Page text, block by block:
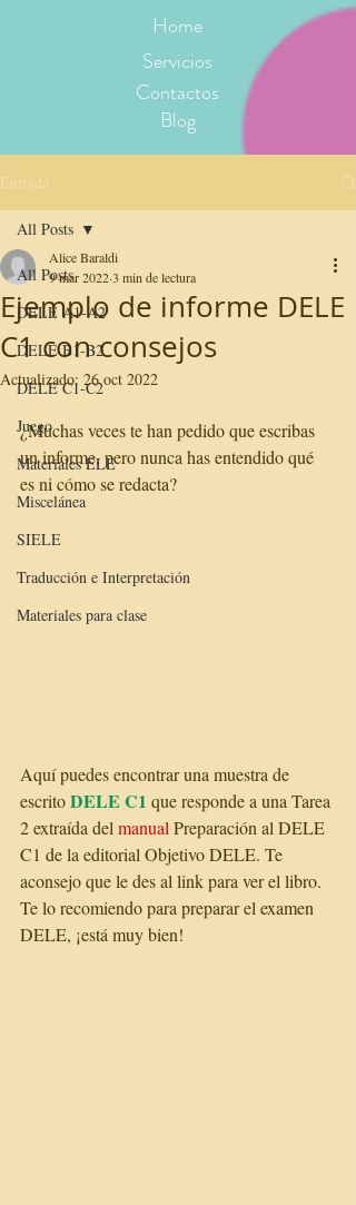
Home
Servicios
Contactos
Blog
Entrada
All Posts
DELE A1-A2
DELE B1-B2
DELE C1-C2
Juego
Materiales ELE
Miscelánea
SIELE
Traducción e Interpretación
Materiales para clase
All Posts
Ejemplo de informe DELE
C1 con consejos
Alice Baraldi
9 mar 20223 min de lectura
Actualizado: 26 oct 2022
¿Muchas veces te han pedido que escribas
un informe, pero nunca has entendido qué
es ni cómo se redacta?
Aquí puedes encontrar una muestra de
escrito DELE C1 que responde a una Tarea
2 extraída del manual Preparación al DELE
C1 de la editorial Objetivo DELE. Te
aconsejo que le des al link para ver el libro.
Te lo recomiendo para preparar el examen
DELE, ¡está muy bien!